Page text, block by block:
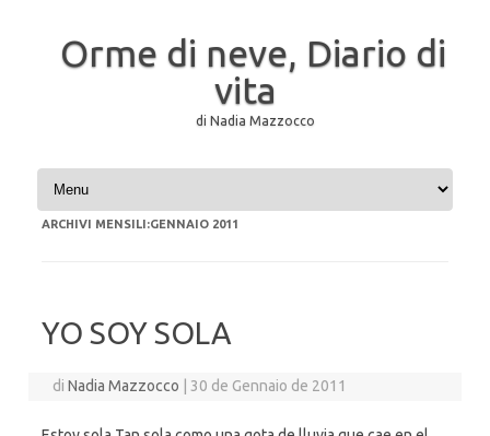
Orme di neve, Diario di
vita
di Nadia Mazzocco
Vai al contenuto
ARCHIVI MENSILI:GENNAIO 2011
YO SOY SOLA
diNadia Mazzocco 30 de Gennaio de 2011